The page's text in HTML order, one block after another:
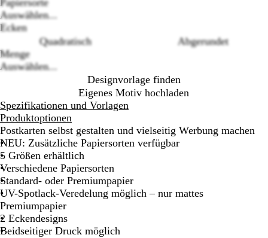
Papiersorte
Auswählen...
Ecken
Quadratisch
Abgerundet
Menge
Auswählen...
Designvorlage finden
Eigenes Motiv hochladen
Spezifikationen und Vorlagen
Produktoptionen
Postkarten selbst gestalten und vielseitig Werbung machen
NEU: Zusätzliche Papiersorten verfügbar
5 Größen erhältlich
Verschiedene Papiersorten
Standard- oder Premiumpapier
UV-Spotlack-Veredelung möglich – nur mattes
Premiumpapier
2 Eckendesigns
Beidseitiger Druck möglich